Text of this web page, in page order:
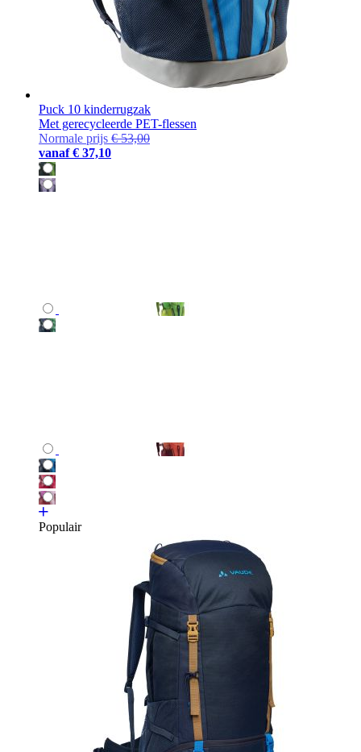
Puck 10 kinderrugzak
Met gerecycleerde PET-flessen
Normale prijs € 53,00
vanaf € 37,10
Populair